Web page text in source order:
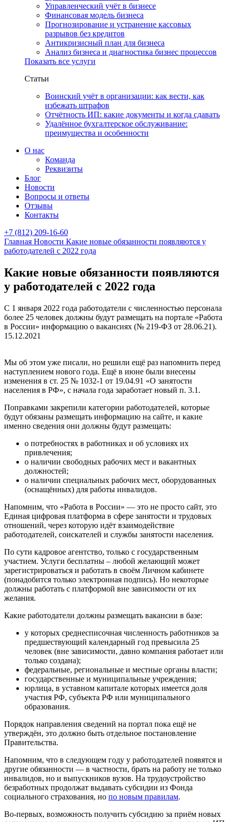
Управленческий учёт в бизнесе
Финансовая модель бизнеса
Прогнозирование и устранение кассовых
разрывов без кредитов
Антикризисный план для бизнеса
Анализ бизнеса и диагностика бизнес процессов
Показать все услуги
Статьи
Воинский учёт в организации: как вести, как
избежать штрафов
Отчётность ИП: какие документы и когда сдавать
Удалённое бухгалтерское обслуживание:
преимущества и особенности
О нас
Команда
Реквизиты
Блог
Новости
Вопросы и ответы
Отзывы
Контакты
+7 (812) 209-16-60
Главная Новости Какие новые обязанности появляются у
работодателей с 2022 года
Какие новые обязанности появляются
у работодателей с 2022 года
С 1 января 2022 года работодатели с численностью персонала
более 25 человек должны будут размещать на портале «Работа
в России» информацию о вакансиях (№ 219-ФЗ от 28.06.21).
15.12.2021
Мы об этом уже писали, но решили ещё раз напомнить перед
наступлением нового года. Ещё в июне были внесены
изменения в ст. 25 № 1032-1 от 19.04.91 «О занятости
населения в РФ», с начала года заработает новый п. 3.1.
Поправками закрепили категории работодателей, которые
будут обязаны размещать информацию на сайте, и какие
именно сведения они должны будут размещать:
о потребностях в работниках и об условиях их
привлечения;
о наличии свободных рабочих мест и вакантных
должностей;
о наличии специальных рабочих мест, оборудованных
(оснащённых) для работы инвалидов.
Напомним, что «Работа в России» — это не просто сайт, это
Единая цифровая платформа в сфере занятости и трудовых
отношений, через которую идёт взаимодействие
работодателей, соискателей и службы занятости населения.
По сути кадровое агентство, только с государственным
участием. Услуги бесплатны – любой желающий может
зарегистрироваться и работать в своём Личном кабинете
(понадобится только электронная подпись). Но некоторые
должны работать с платформой вне зависимости от их
желания.
Какие работодатели должны размещать вакансии в базе:
у которых среднесписочная численность работников за
предшествующий календарный год превысила 25
человек (вне зависимости, давно компания работает или
только создана);
федеральные, региональные и местные органы власти;
государственные и муниципальные учреждения;
юрлица, в уставном капитале которых имеется доля
участия РФ, субъекта РФ или муниципального
образования.
Порядок направления сведений на портал пока ещё не
утверждён, это должно быть отдельное постановление
Правительства.
Напомним, что в следующем году у работодателей появятся и
другие обязанности — в частности, брать на работу не только
инвалидов, но и выпускников вузов. На трудоустройство
безработных продолжат выдавать субсидии из Фонда
социального страхования, но по новым правилам.
Во-первых, возможность получить субсидию за приём новых